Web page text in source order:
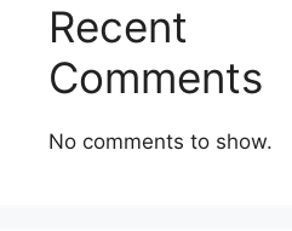
Recent
Comments
No comments to show.